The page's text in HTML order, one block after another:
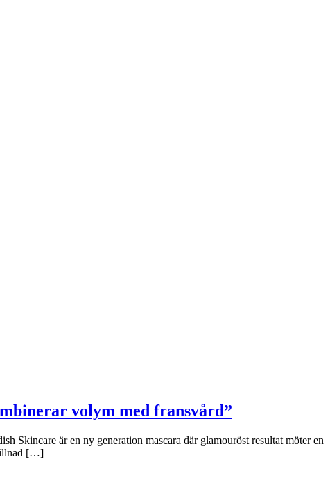
volym med fransvård”
Skincare är en ny generation mascara där glamouröst resultat möter en
[…]